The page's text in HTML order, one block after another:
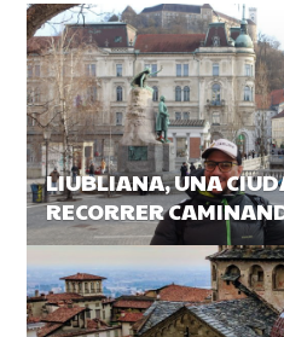
LIUBLIANA, UNA
RECORRER